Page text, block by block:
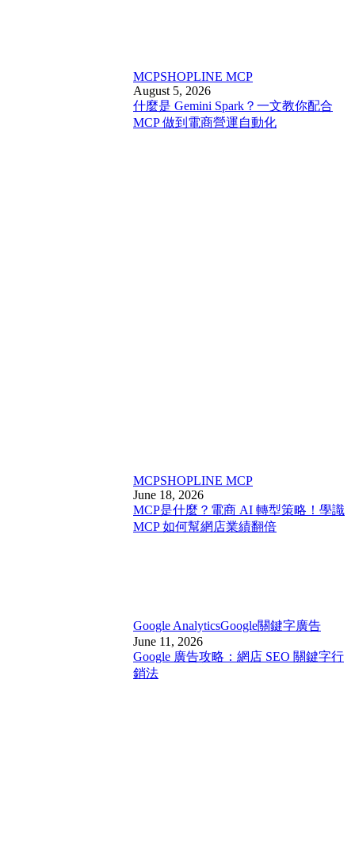
MCPSHOPLINE MCP
August 5, 2026
什麼是 Gemini Spark？一文教你配合
MCP 做到電商營運自動化
MCPSHOPLINE MCP
June 18, 2026
MCP是什麼？電商 AI 轉型策略！學識
MCP 如何幫網店業績翻倍
Google AnalyticsGoogle關鍵字廣告
June 11, 2026
Google 廣告攻略：網店 SEO 關鍵字行
銷法